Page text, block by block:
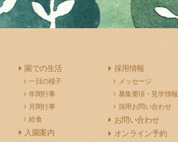
園での生活
一日の様子
年間行事
月間行事
給食
入園案内
採用情報
メッセージ
募集要項・見学情報
採用お問い合わせ
お問い合わせ
オンライン予約